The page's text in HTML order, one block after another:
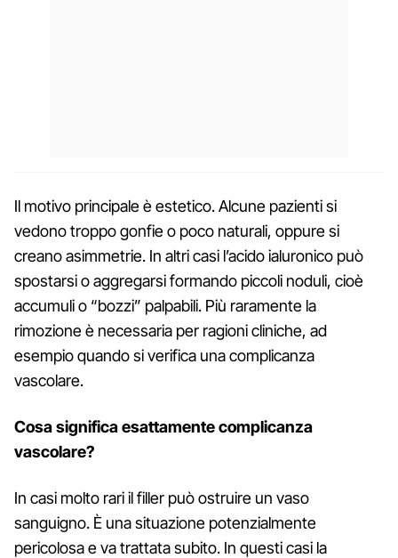
Il motivo principale è estetico. Alcune pazienti si
vedono troppo gonfie o poco naturali, oppure si
creano asimmetrie. In altri casi l’acido ialuronico può
spostarsi o aggregarsi formando piccoli noduli, cioè
accumuli o “bozzi” palpabili. Più raramente la
rimozione è necessaria per ragioni cliniche, ad
esempio quando si verifica una complicanza
vascolare.
Cosa significa esattamente complicanza
vascolare?
In casi molto rari il filler può ostruire un vaso
sanguigno. È una situazione potenzialmente
pericolosa e va trattata subito. In questi casi la